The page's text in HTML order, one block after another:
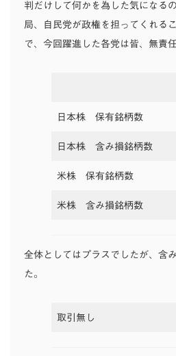
判だけして何かを為した気になる
局、自民党が政権を担ってくれる
で、今回躍進した各党は皆、無責任
日本株 保有銘柄数
日本株 含み損銘柄数
米株 保有銘柄数
米株 含み損銘柄数
全体としてはプラスでしたが、含
た。
取引無し